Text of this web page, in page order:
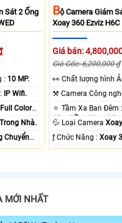
Sát 2 Ống
: 10 MP.
🕉️ Sử dụng công nghệ :
IP Wifi.
Full Color
Nhà.
Chuyển
BỘ Camera Giám
Xoay 360 Ezviz
Giá bán:
Giá Gốc: 6,200,000 ₫
️👀 Chất lượng hình
🔅 Tầm Xa Ban Đêm :
10m Hồng Ngoại
💦 Loại Camera
️ƒ Chức Năng :Xoay
MỚI NHẤT